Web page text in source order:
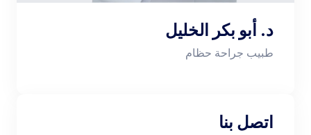
د. أبو بكر الخليل
طبيب جراحة حظام
اتصل بنا